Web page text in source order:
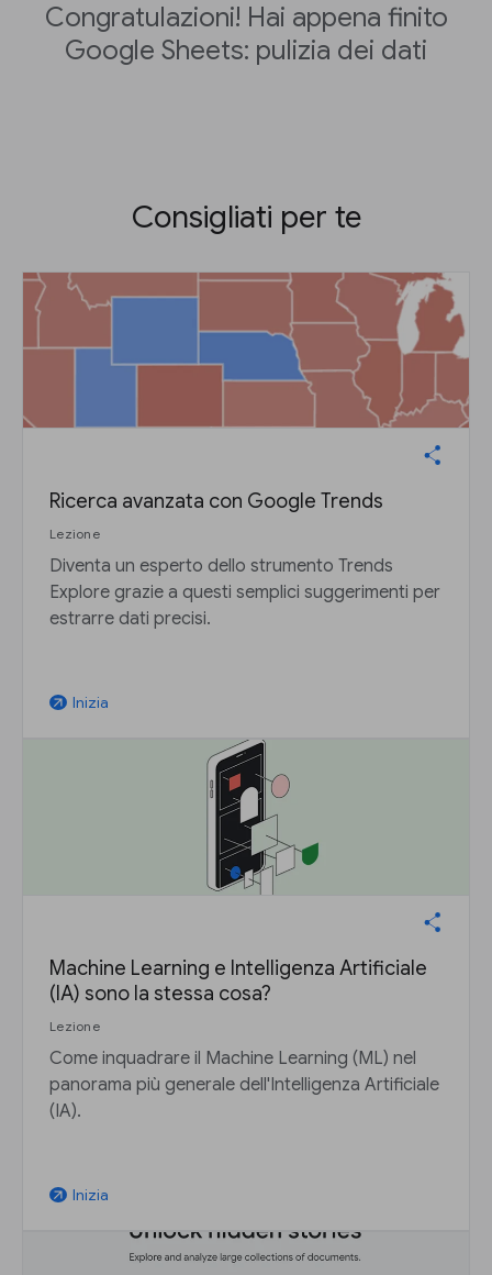
Congratulazioni! Hai appena finito
Google Sheets: pulizia dei dati
Consigliati per te
Ricerca avanzata con Google Trends
Lezione
Diventa un esperto dello strumento Trends
Explore grazie a questi semplici suggerimenti per
estrarre dati precisi.
arrow_outward Inizia
Machine Learning e Intelligenza Artificiale
(IA) sono la stessa cosa?
Lezione
Come inquadrare il Machine Learning (ML) nel
panorama più generale dell'Intelligenza Artificiale
(IA).
arrow_outward Inizia